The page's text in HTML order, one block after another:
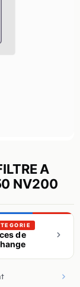
A
NV200
de